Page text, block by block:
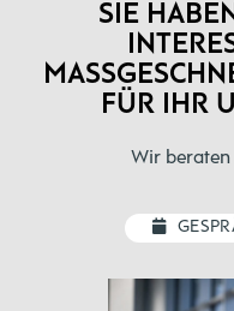
SIE
ÜR IHR
Wir beraten